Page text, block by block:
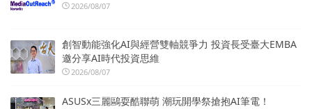
2026/08/07
創智動能強化AI與經營雙軸競爭力 投資長受臺大EMBA
邀分享AI時代投資思維
2026/08/07
ASUSx三麗鷗耍酷聯萌 潮玩開學祭搶抱AI筆電！